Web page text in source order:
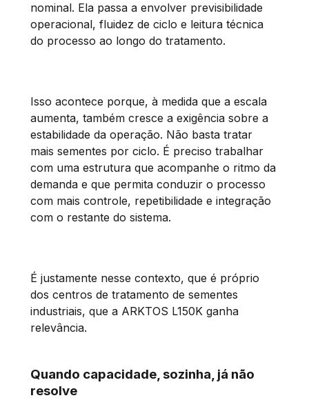
nominal. Ela passa a envolver previsibilidade
operacional, fluidez de ciclo e leitura técnica
do processo ao longo do tratamento.
Isso acontece porque, à medida que a escala
aumenta, também cresce a exigência sobre a
estabilidade da operação. Não basta tratar
mais sementes por ciclo. É preciso trabalhar
com uma estrutura que acompanhe o ritmo da
demanda e que permita conduzir o processo
com mais controle, repetibilidade e integração
com o restante do sistema.
É justamente nesse contexto, que é próprio
dos centros de tratamento de sementes
industriais, que a ARKTOS L150K ganha
relevância.
Quando capacidade, sozinha, já não
resolve